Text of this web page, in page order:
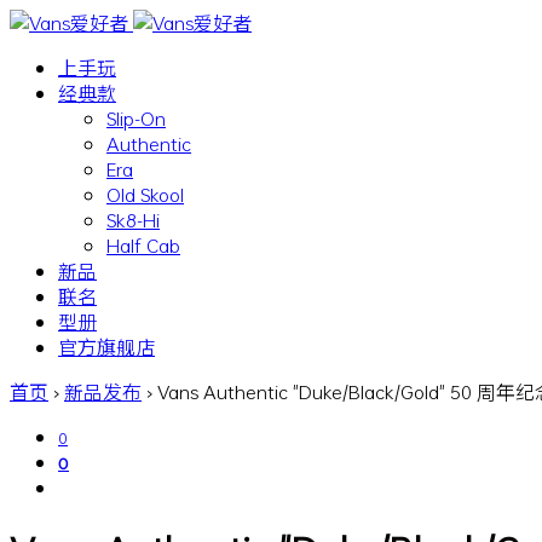
上手玩
经典款
Slip-On
Authentic
Era
Old Skool
Sk8-Hi
Half Cab
新品
联名
型册
官方旗舰店
首页 ›新品发布 ›Vans Authentic "Duke/Black/Gold" 50 周年纪
0
0